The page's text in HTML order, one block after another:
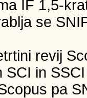
IF 1,5-
se
revij
SCI in
pa